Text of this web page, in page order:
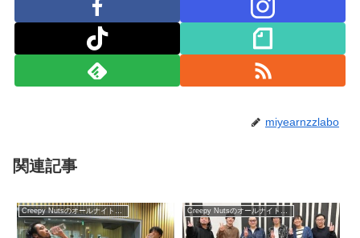
miyearnzzlabo
関連記事